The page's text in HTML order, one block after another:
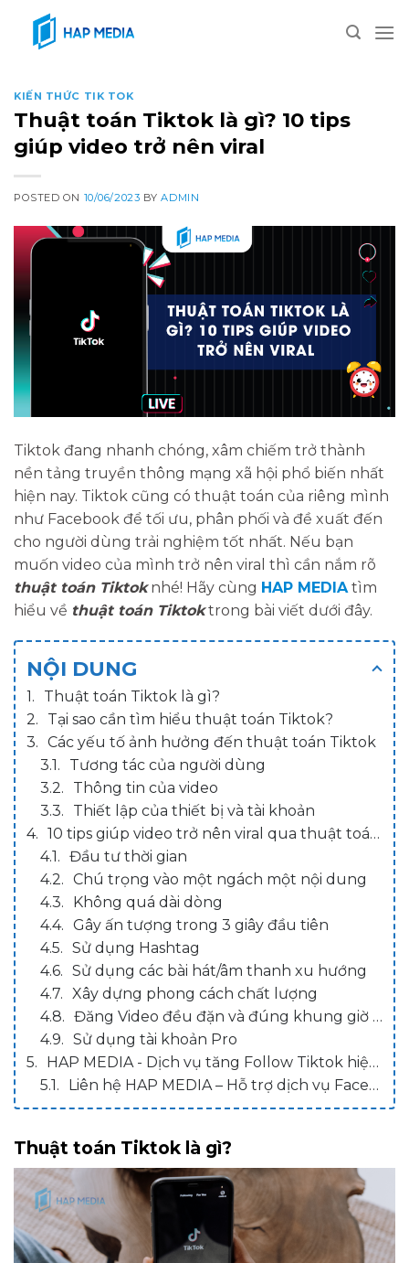
content
KIẾN THỨC TIK TOK
Thuật toán Tiktok là gì? 10 tips
giúp video trở nên viral
POSTED ON 10/06/2023 BYADMIN
Tiktok đang nhanh chóng, xâm chiếm trở thành
nền tảng truyền thông mạng xã hội phổ biến nhất
hiện nay. Tiktok cũng có thuật toán của riêng mình
như Facebook để tối ưu, phân phối và đề xuất đến
cho người dùng trải nghiệm tốt nhất. Nếu bạn
muốn video của mình trở nên viral thì cần nắm rõ
thuật toán Tiktoknhé! Hãy cùng HAP MEDIA tìm
hiểu về thuật toán Tiktoktrong bài viết dưới đây.
NỘI DUNG
Thuật toán Tiktok là gì?
Tại sao cần tìm hiểu thuật toán Tiktok?
Các yếu tố ảnh hưởng đến thuật toán Tiktok
Tương tác của người dùng
Thông tin của video
Thiết lập của thiết bị và tài khoản
10 tips giúp video trở nên viral qua thuật toán Tiktok
Đầu tư thời gian
Chú trọng vào một ngách một nội dung
Không quá dài dòng
Gây ấn tượng trong 3 giây đầu tiên
Sử dụng Hashtag
Sử dụng các bài hát/âm thanh xu hướng
Xây dựng phong cách chất lượng
Đăng Video đều đặn và đúng khung giờ vàng
Sử dụng tài khoản Pro
HAP MEDIA - Dịch vụ tăng Follow Tiktok hiệu quả nhanh nhất 2023
Liên hệ HAP MEDIA – Hỗ trợ dịch vụ Facebook
Thuật toán Tiktok là gì?